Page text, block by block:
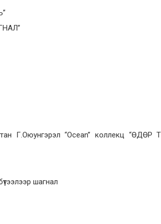
Г.Оюунгэрэл “Оcean” коллекц “ӨДӨР
шагнал